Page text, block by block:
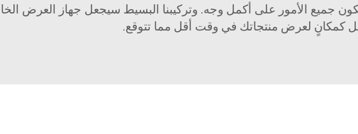
جميع الأمور على أكمل وجه. وتركيبنا البسيط سيجعل جهاز العرض
كمكانٍ لعرض منتجاتك في وقت أقل مما تتوقع.